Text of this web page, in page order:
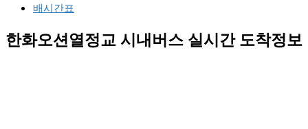
배시간표
한화오션열정교 시내버스 실시간 도착정보